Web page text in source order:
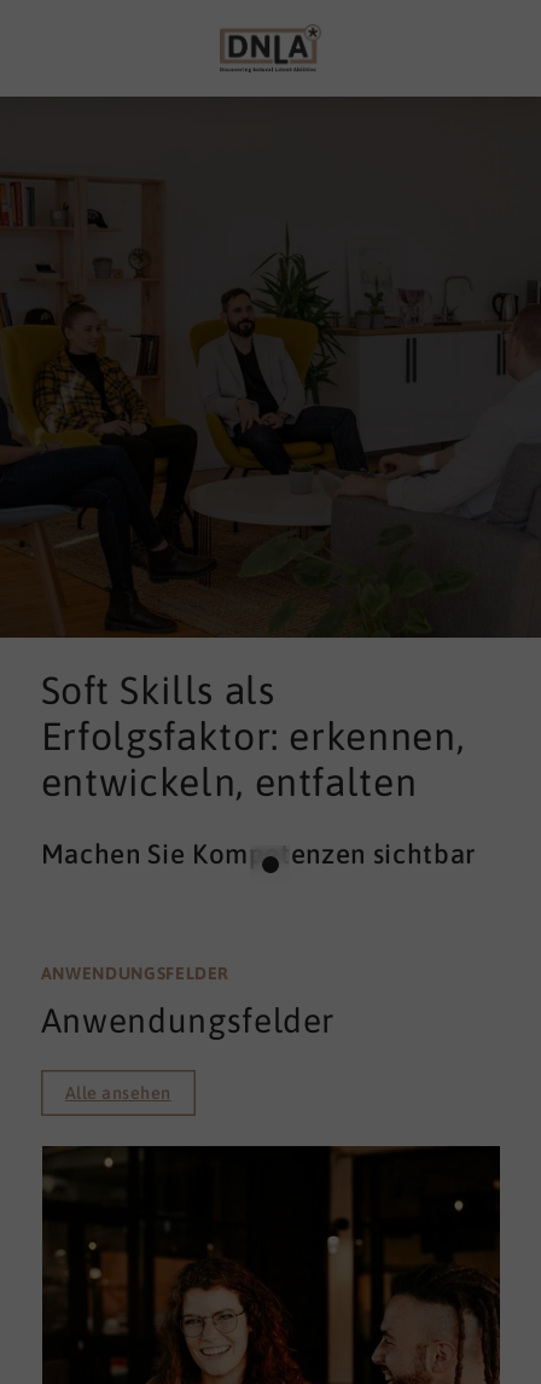
Soft Skills als
Erfolgsfaktor: erkennen,
entwickeln, entfalten
Machen Sie Kompetenzen sichtbar
ANWENDUNGSFELDER
Anwendungsfelder
Alle ansehen